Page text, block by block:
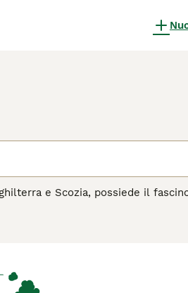
e Scozia, possiede il
o semplicemente marrone.
cani energici, richiedono
taglia, sono eccellenti
pagina di consigli sull'